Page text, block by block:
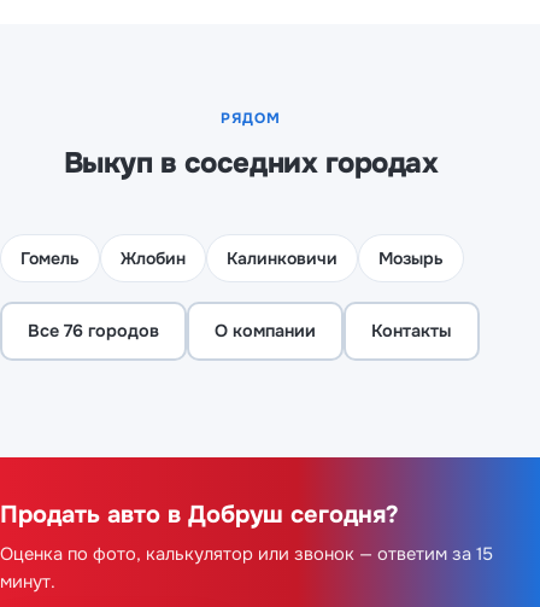
РЯДОМ
Выкуп в соседних городах
Гомель Жлобин Калинковичи Мозырь
Все 76 городов О компании Контакты
Продать авто в Добруш сегодня?
Оценка по фото, калькулятор или звонок — ответим за 15
минут.